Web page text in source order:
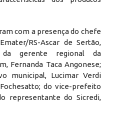
com a presença do chefe
RS-Ascar de Sertão,
da gerente regional da
Fernanda Taca Angonese;
municipal, Lucimar Verdi
do vice-prefeito
representante do Sicredi,